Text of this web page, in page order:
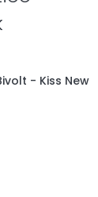
- Kiss New